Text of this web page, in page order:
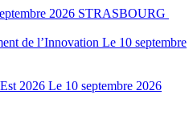
2026 STRASBOURG
de l’Innovation Le 10 septembre
2026 Le 10 septembre 2026